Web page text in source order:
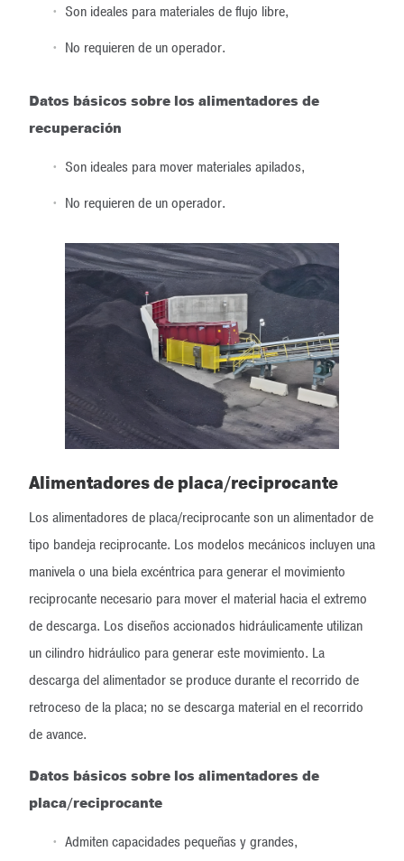
Son ideales para materiales de flujo libre,
No requieren de un operador.
Datos básicos sobre los alimentadores de
recuperación
Son ideales para mover materiales apilados,
No requieren de un operador.
Alimentadores de placa/reciprocante
Los alimentadores de placa/reciprocante son un alimentador de
tipo bandeja reciprocante. Los modelos mecánicos incluyen una
manivela o una biela excéntrica para generar el movimiento
reciprocante necesario para mover el material hacia el extremo
de descarga. Los diseños accionados hidráulicamente utilizan
un cilindro hidráulico para generar este movimiento. La
descarga del alimentador se produce durante el recorrido de
retroceso de la placa; no se descarga material en el recorrido
de avance.
Datos básicos sobre los alimentadores de
placa/reciprocante
Admiten capacidades pequeñas y grandes,